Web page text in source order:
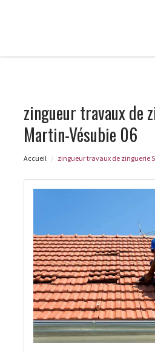
zingueur travaux de
Martin-Vésubie 06
Accueil zingueur travaux de zinguerie